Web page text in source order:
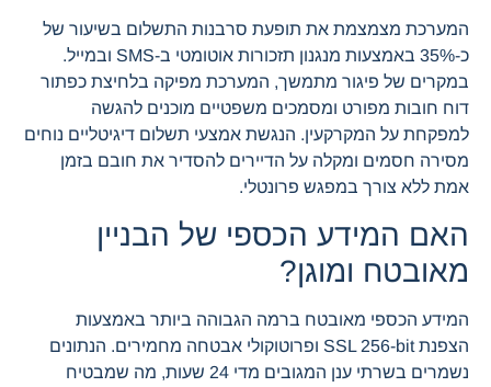
המערכת מצמצמת את תופעת סרבנות התשלום בשיעור של
כ-35% באמצעות מנגנון תזכורות אוטומטי ב-SMS ובמייל.
במקרים של פיגור מתמשך, המערכת מפיקה בלחיצת כפתור
דוח חובות מפורט ומסמכים משפטיים מוכנים להגשה
למפקחת על המקרקעין. הנגשת אמצעי תשלום דיגיטליים נוחים
מסירה חסמים ומקלה על הדיירים להסדיר את חובם בזמן
אמת ללא צורך במפגש פרונטלי.
האם המידע הכספי של הבניין
מאובטח ומוגן?
המידע הכספי מאובטח ברמה הגבוהה ביותר באמצעות
הצפנת SSL 256-bit ופרוטוקולי אבטחה מחמירים. הנתונים
נשמרים בשרתי ענן המגובים מדי 24 שעות, מה שמבטיח